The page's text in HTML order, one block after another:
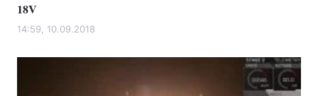
18V
14:59, 10.09.2018